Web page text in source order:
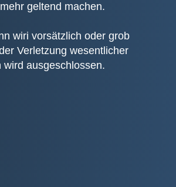
geltend machen.
wiri vorsätzlich oder grob
Verletzung wesentlicher
ausgeschlossen.